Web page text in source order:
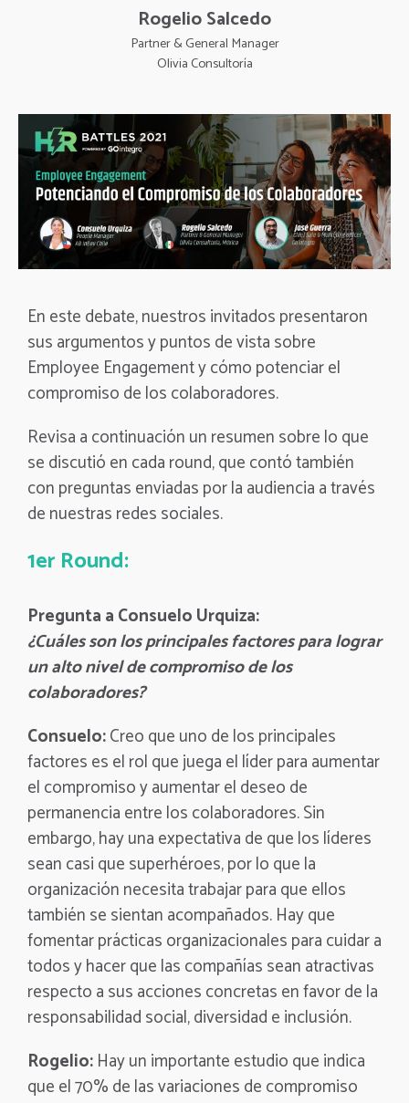
Rogelio Salcedo
Partner & General Manager
Olivia Consultoría
En este debate, nuestros invitados presentaron
sus argumentos y puntos de vista sobre
Employee Engagement y cómo potenciar el
compromiso de los colaboradores.
Revisa a continuación un resumen sobre lo que
se discutió en cada round, que contó también
con preguntas enviadas por la audiencia a través
de nuestras redes sociales.
1er Round:
Pregunta a Consuelo Urquiza:
¿Cuáles son los principales factores para lograr
un alto nivel de compromiso de los
colaboradores?
Consuelo:Creo que uno de los principales
factores es el rol que juega el líder para aumentar
el compromiso y aumentar el deseo de
permanencia entre los colaboradores. Sin
embargo, hay una expectativa de que los líderes
sean casi que superhéroes, por lo que la
organización necesita trabajar para que ellos
también se sientan acompañados. Hay que
fomentar prácticas organizacionales para cuidar a
todos y hacer que las compañías sean atractivas
respecto a sus acciones concretas en favor de la
responsabilidad social, diversidad e inclusión.
Rogelio:Hay un importante estudio que indica
que el 70% de las variaciones de compromiso